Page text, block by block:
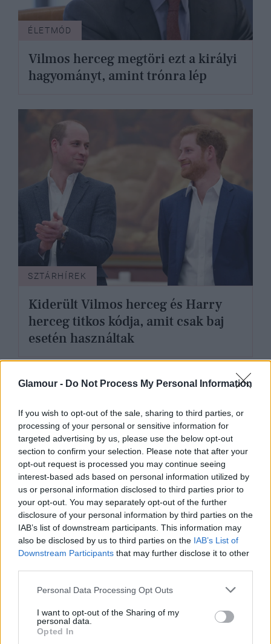
Glamour - Do Not Process My Personal Information
If you wish to opt-out of the sale, sharing to third parties, or
processing of your personal or sensitive information for
targeted advertising by us, please use the below opt-out
section to confirm your selection. Please note that after your
opt-out request is processed you may continue seeing
interest-based ads based on personal information utilized by
us or personal information disclosed to third parties prior to
your opt-out. You may separately opt-out of the further
disclosure of your personal information by third parties on the
IAB’s list of downstream participants. This information may
also be disclosed by us to third parties on the IAB’s List of
Downstream Participants that may further disclose it to other
Please note that this website/app uses one or more Google
not limited to your visit or usage behaviour. You may click to
grant or deny consent to Google and its third-party tags to
use your data for below specified purposes in below Google
Personal Data Processing Opt Outs
I want to opt-out of the Sharing of my
personal data.
Opted In
ÉLETMÓD
Vilmos herceg megtöri ezt a királyi
hagyományt, amint trónra lép
SZTÁRHÍREK
Kiderült Vilmos herceg és Harry
herceg titkos kódja, amit csak baj
esetén használtak
SZTÁRHÍREK
Katalin hercegné köszöntése helyett
szomorú üzenetet tett közzé Vilmos